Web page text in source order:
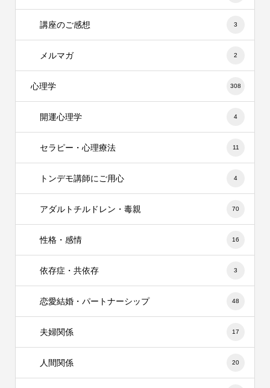
講座のご感想 3
メルマガ 2
心理学 308
開運心理学 4
セラピー・心理療法 11
トンデモ講師にご用心 4
アダルトチルドレン・毒親 70
性格・感情 16
依存症・共依存 3
恋愛結婚・パートナーシップ 48
夫婦関係 17
人間関係 20